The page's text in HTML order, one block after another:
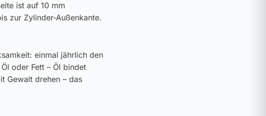
ist auf 10 mm
zur Zylinder-Außenkante.
einmal jährlich den
oder Fett – Öl bindet
Gewalt drehen – das